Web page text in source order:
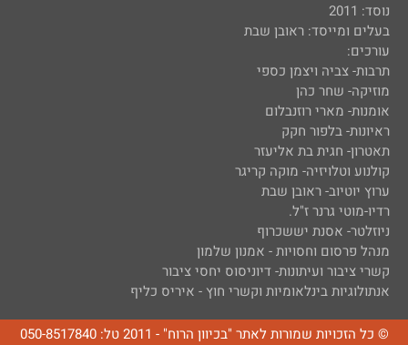
נוסד: 2011
בעלים ומייסד: ראובן שבת
עורכים:
תרבות- צביה ויצמן כספי
מוזיקה- שחר כהן
אומנות- מארי רוזנבלום
ראיונות- בלפור חקק
תאטרון- חגית בת אליעזר
קולנוע וטלויזיה- מוקה קריגר
ערוץ יוטיוב- ראובן שבת
רדיו-מוטי גרנר ז"ל.
ניוזלטר- אסנת יששכרוף
מנהל פרסום וחסויות - אמנון שלמון
קשרי ציבור ועיתונות- דיוניסוס יחסי ציבור
אנתולוגיות בינלאומיות וקשרי חוץ - איריס כליף
© כל הזכויות שמורות לאתר "בכיוון הרוח" - 2011 טל: 050-8517840